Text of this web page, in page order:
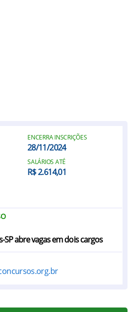
ENCERRA INSCRIÇÕES
28/11/2024
SALÁRIOS ATÉ
R$ 2.614,01
SP abre vagas em dois cargos